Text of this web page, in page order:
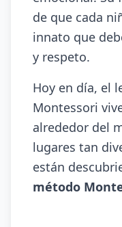
de que cada
innato que
y respeto.
Hoy en día, el
Montessori
alrededor del
lugares tan
están
método